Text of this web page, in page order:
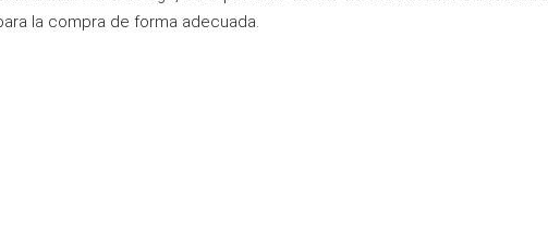
la compra de forma adecuada.